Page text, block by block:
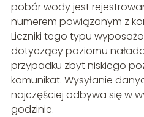
pobór wody jest
numerem powiązanym z
Liczniki tego typu
dotyczący poziomu
przypadku zbyt niskiego
komunikat. Wysyłanie
najczęściej odbywa się w
godzinie.